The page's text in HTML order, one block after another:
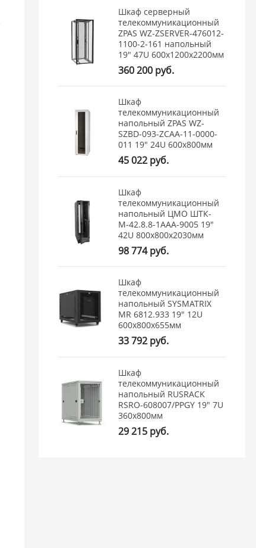
Шкаф серверный
телекоммуникационный
ZPAS WZ-ZSERVER-476012-
1100-2-161 напольный
19" 47U 600x1200x2200мм
360 200 руб.
Шкаф
телекоммуникационный
напольный ZPAS WZ-
SZBD-093-ZCAA-11-0000-
011 19" 24U 600x800мм
45 022 руб.
Шкаф
телекоммуникационный
напольный ЦМО ШТК-
М-42.8.8-1ААА-9005 19"
42U 800x800x2030мм
98 774 руб.
Шкаф
телекоммуникационный
напольный SYSMATRIX
MR 6812.933 19" 12U
600x800x655мм
33 792 руб.
Шкаф
телекоммуникационный
напольный RUSRACK
RSRO-608007/PPGY 19" 7U
360x800мм
29 215 руб.